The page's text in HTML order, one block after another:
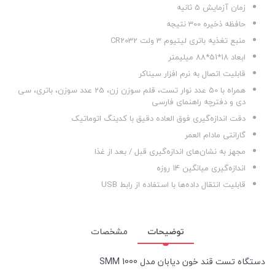
زمان آزمایش 5 ثانیه
حافظه ذخیره 300 نتیجه
منبع تغذیه باتری لیتیوم 3 ولت CR2032
ابعاد 18*51*88 میلیمتر
قابلیت اتصال به نرم افزار سیناکر
همراه با 50 عدد نوار تست، قلم سوزن زن، 25 عدد سوزن، باتری، سی
دی و دفترچه راهنمای فارسی
دقت اندازه‌گیری فوق العاده دقیق با کدینگ اتوماتیک
گارانتی مادام العمر
مجهز به نشان‌های اندازه‌گیری قبل / بعد از غذا
اندازه‌گیری میانگین ۱۴ روزه
قابلیت انتقال داده‌ها با استفاده از رابط USB
توضیحات
مشخصات
دستگاه تست قند خون دیابان مدل SMM 1000